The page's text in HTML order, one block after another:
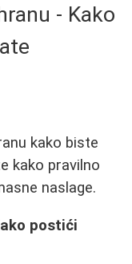
- Kako
kako biste
kako pravilno
naslage.
postići